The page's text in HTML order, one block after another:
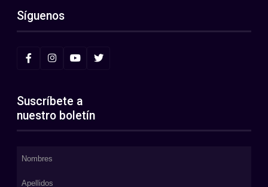
Síguenos
Suscríbete a
nuestro boletín